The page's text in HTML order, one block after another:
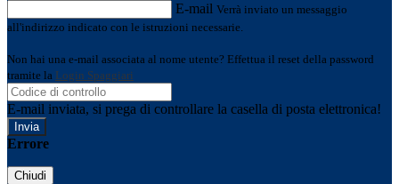
E-mail Verrà inviato un messaggio
all'indirizzo indicato con le istruzioni necessarie.
Non hai una e-mail associata al nome utente? Effettua il reset della password
tramite la Login Spaggiari
E-mail inviata, si prega di controllare la casella di posta elettronica!
Errore
Chiudi